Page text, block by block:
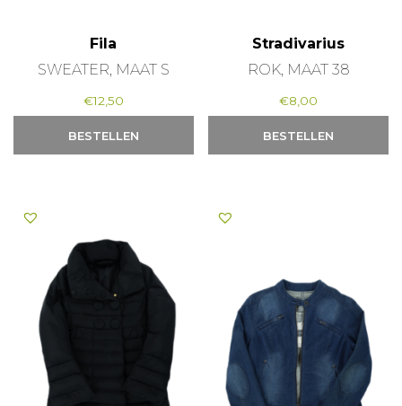
Fila
SWEATER, MAAT S
€12,50
BESTELLEN
Stradivarius
ROK, MAAT 38
€8,00
BESTELLEN